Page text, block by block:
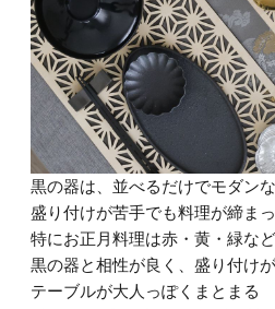
黒の器は、並べるだけでモダン
盛り付けが苦手でも料理が締まっ
特にお正月料理は赤・黄・緑な
黒の器と相性が良く、盛り付け
テーブルが大人っぽくまとまる